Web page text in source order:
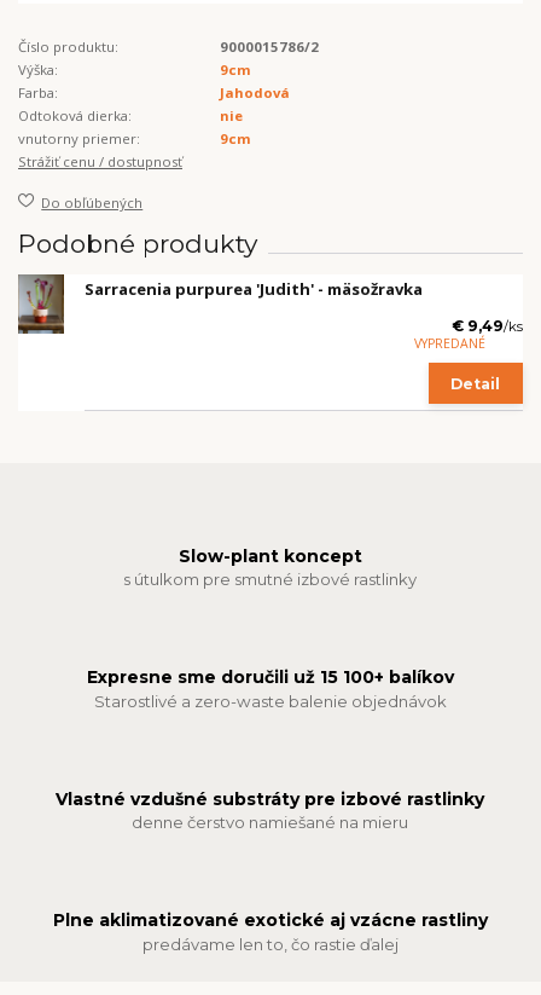
Číslo produktu:
9000015786/2
Výška:
9cm
Farba:
Jahodová
Odtoková dierka:
nie
vnutorny priemer:
9cm
Strážiť cenu / dostupnosť
Do obľúbených
Podobné produkty
Sarracenia purpurea 'Judith' - mäsožravka
€ 9,49/ks
VYPREDANÉ
Detail
Slow-plant koncept
s útulkom pre smutné izbové rastlinky
Expresne sme doručili už 15 100+ balíkov
Starostlivé a zero-waste balenie objednávok
Vlastné vzdušné substráty pre izbové rastlinky
denne čerstvo namiešané na mieru
Plne aklimatizované exotické aj vzácne rastliny
predávame len to, čo rastie ďalej